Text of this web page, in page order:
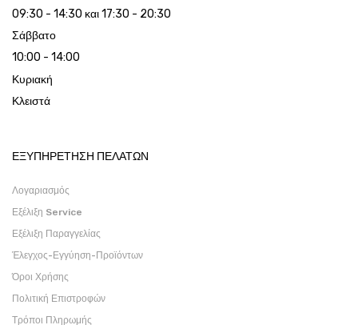
09:30 - 14:30 και 17:30 - 20:30
Σάββατο
10:00 - 14:00
Κυριακή
Κλειστά
ΕΞΥΠΗΡΕΤΗΣΗ ΠΕΛΑΤΩΝ
Λογαριασμός
Εξέλιξη Service
Εξέλιξη Παραγγελίας
Έλεγχος-Εγγύηση-Προϊόντων
Όροι Χρήσης
Πολιτική Επιστροφών
Τρόποι Πληρωμής